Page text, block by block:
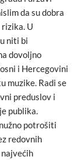
da su dobra
U
niti bi
dovoljno
i Hercegovini
muzike. Radi se
preduslov i
publika.
potrošiti
redovnih